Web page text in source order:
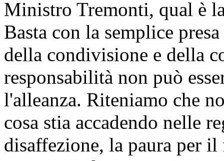
Ministro Tremonti, qual è
Basta con la semplice
della condivisione e della
responsabilità non può
l'alleanza. Riteniamo che
cosa stia accadendo nelle
disaffezione, la paura per